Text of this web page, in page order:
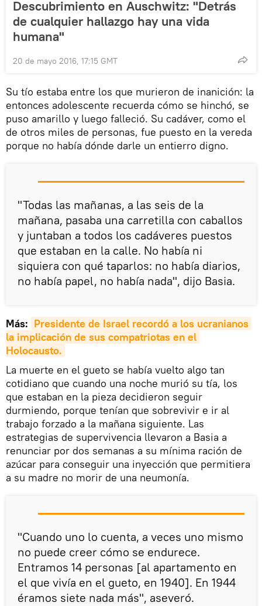
Descubrimiento en Auschwitz: "Detrás
de cualquier hallazgo hay una vida
humana"
20 de mayo 2016, 17:15 GMT
Su tío estaba entre los que murieron de inanición: la
entonces adolescente recuerda cómo se hinchó, se
puso amarillo y luego falleció. Su cadáver, como el
de otros miles de personas, fue puesto en la vereda
porque no había dónde darle un entierro digno.
"Todas las mañanas, a las seis de la
mañana, pasaba una carretilla con caballos
y juntaban a todos los cadáveres puestos
que estaban en la calle. No había ni
siquiera con qué taparlos: no había diarios,
no había papel, no había nada", dijo Basia.
Más: Presidente de Israel recordó a los ucranianos
la implicación de sus compatriotas en el
Holocausto.
La muerte en el gueto se había vuelto algo tan
cotidiano que cuando una noche murió su tía, los
que estaban en la pieza decidieron seguir
durmiendo, porque tenían que sobrevivir e ir al
trabajo forzado a la mañana siguiente. Las
estrategias de supervivencia llevaron a Basia a
renunciar por dos semanas a su mínima ración de
azúcar para conseguir una inyección que permitiera
a su madre no morir de una neumonía.
"Cuando uno lo cuenta, a veces uno mismo
no puede creer cómo se endurece.
Entramos 14 personas [al apartamento en
el que vivía en el gueto, en 1940]. En 1944
éramos siete nada más", aseveró.